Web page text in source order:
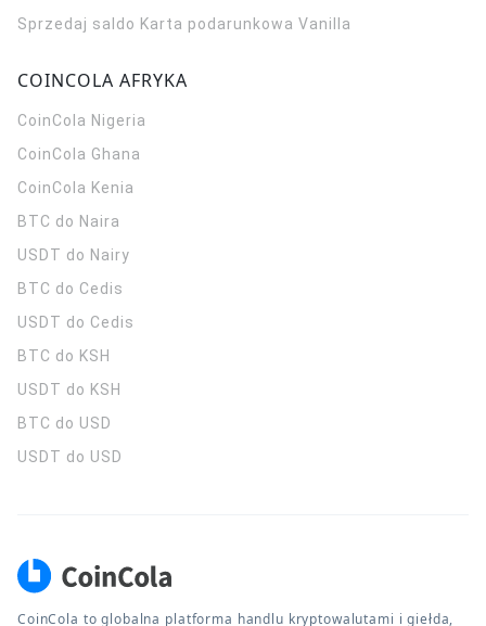
Sprzedaj saldo Karta podarunkowa Vanilla
COINCOLA AFRYKA
CoinCola Nigeria
CoinCola Ghana
CoinCola Kenia
BTC do Naira
USDT do Nairy
BTC do Cedis
USDT do Cedis
BTC do KSH
USDT do KSH
BTC do USD
USDT do USD
CoinCola to globalna platforma handlu kryptowalutami i giełda,